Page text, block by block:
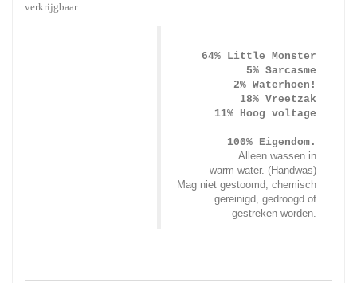
verkrijgbaar.
64% Little Monster
5% Sarcasme
2% Waterhoen!
18% Vreetzak
11% Hoog voltage
100% Eigendom.
Alleen wassen in
warm water. (Handwas)
Mag niet gestoomd, chemisch
gereinigd, gedroogd of
gestreken worden.